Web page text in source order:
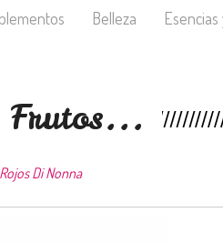
Belleza
Frutos...
Di Nonna